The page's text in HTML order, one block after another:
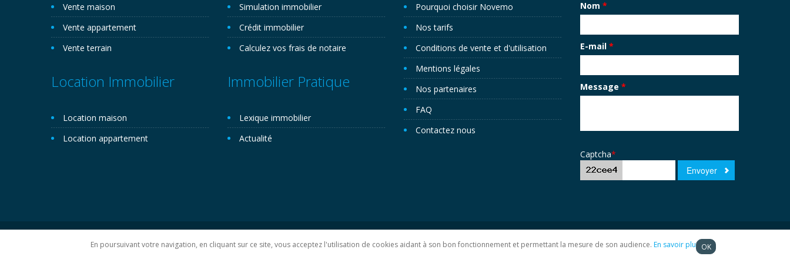
Vente maison
Vente appartement
Vente terrain
Location Immobilier
Location maison
Location appartement
Simulation immobilier
Crédit immobilier
Calculez vos frais de notaire
Immobilier Pratique
Lexique immobilier
Actualité
Pourquoi choisir Novemo
Nos tarifs
Conditions de vente et d'utilisation
Mentions légales
Nos partenaires
FAQ
Contactez nous
Nom *
E-mail *
Message *
Captcha*
Copyright 2026©. Novemo.com. Tous droits réservés. Plan du site
En poursuivant votre navigation, en cliquant sur ce site, vous acceptez l'utilisation de cookies aidant à son bon fonctionnement et permettant la mesure de son audience. En savoir plus OK